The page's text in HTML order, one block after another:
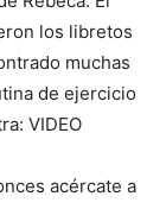
los libretos
muchas
de ejercicio
VIDEO
acércate a